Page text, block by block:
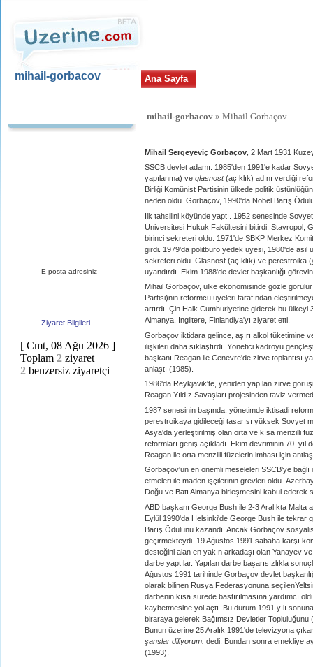
mihail-gorbacov Ana Sayfa
Ziyaret Bilgileri
[ Cmt, 08 Ağu 2026 ]
Toplam 2 ziyaret
2 benzersiz ziyaretçi
mihail-gorbacov » Mihail Gorbaçov
Mihail Sergeyeviç Gorbaçov , 2 Mart 1931
SSCB devlet adamı. 1985'den 1991'e kadar
yapılanma) ve glasnost(açıklık) adını verdiği
Birliği Komünist Partisinin ülkede politik
neden oldu. Gorbaçov, 1990'da Nobel Barış
İlk tahsilini köyünde yaptı. 1952 senesinde
Üniversitesi Hukuk Fakültesini bitirdi. Stavropol,
birinci sekreteri oldu. 1971'de SBKP Merkez
girdi. 1979'da politbüro yedek üyesi, 1980'de asil
sekreteri oldu. Glasnost (açıklık) ve perestroika
uyandırdı. Ekim 1988'de devlet başkanlığı
Mihail Gorbaçov, ülke ekonomisinde gözle
Partisi)nin reformcu üyeleri tarafından
artırdı. Çin Halk Cumhuriyetine giderek bu
Almanya, İngiltere, Finlandiya'yı ziyaret etti.
Gorbaçov iktidara gelince, aşırı alkol tüketimine
ilişkileri daha sıklaştırdı. Yönetici kadroyu
başkanı Reagan ile Cenevre'de zirve toplantısı
anlaştı (1985).
1986'da Reykjavik'te, yeniden yapılan zirve
Reagan Yıldız Savaşları projesinden taviz
1987 senesinin başında, yönetimde iktisadi
perestroikaya gidileceği tasarısı yüksek Sovyet
Asya'da yerleştirilmiş olan orta ve kısa menzilli
reformları geniş açıkladı. Ekim devriminin 70.
Reagan ile orta menzilli füzelerin imhası için
Gorbaçov'un en önemli meseleleri SSCB'ye bağlı
etmeleri ile maden işçilerinin grevleri oldu.
Doğu ve Batı Almanya birleşmesini kabul ederek
ABD başkanı George Bush ile 2-3 Aralıkta Malta
Eylül 1990'da Helsinki'de George Bush ile tekrar
Barış Ödülünü kazandı. Ancak Gorbaçov
geçirmekteydi. 19 Ağustos 1991 sabaha karşı
desteğini alan en yakın arkadaşı olan Yanayev
darbe yaptılar. Yapılan darbe başarısızlıkla
Ağustos 1991 tarihinde Gorbaçov devlet
olarak bilinen Rusya Federasyonuna
darbenin kısa sürede bastırılmasına yardımcı
kaybetmesine yol açtı. Bu durum 1991 yılı
biraraya gelerek Bağımsız Devletler
Bunun üzerine 25 Aralık 1991'de televizyona
şanslar diliyorum. dedi. Bundan sonra emekliye
(1993).